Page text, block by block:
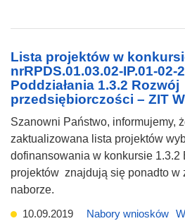
Lista projektów w
nrRPDS.01.03.02-IP.01-02-
Poddziałania 1.3.2 Rozwój
przedsiębiorczości – ZIT
Szanowni Państwo, informujemy,
zaktualizowana lista projektów
dofinansowania w konkursie 1.3.2
projektów znajdują się ponadto w
naborze.
10.09.2019
Nabory wniosków